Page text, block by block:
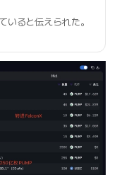
ると伝えられた。